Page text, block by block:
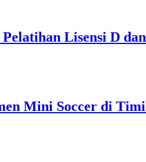
Lisensi D
Mini Soccer di